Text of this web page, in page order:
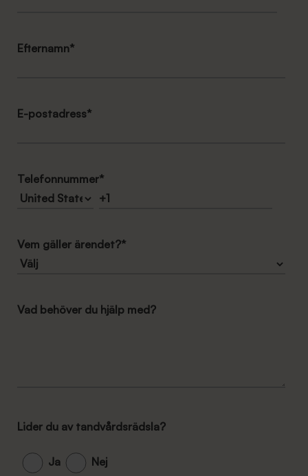
Efternamn*
E-postadress*
Telefonnummer*
Vem gäller ärendet?*
Vad behöver du hjälp med?
Lider du av tandvårdsrädsla?
Ja Nej